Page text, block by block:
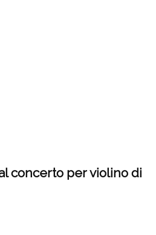
concerto per violino di